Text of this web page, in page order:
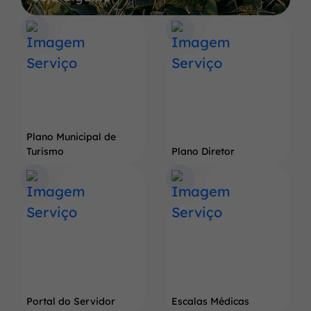
a
Terra
do
Pé
Gigante
Plano Municipal de
Turismo
Plano Diretor
Portal do Servidor Escalas Médicas